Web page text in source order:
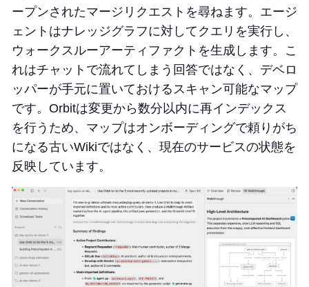
ープンされたマージリクエストを尋ねます。エージ
ェントはナレッジグラフに対してクエリを実行し、
ウォークスルーアーティファクトを生成します。こ
れはチャットで流れてしまう回答ではなく、デベロ
ッパーが手元に置いておけるスキャン可能なマップ
です。Orbitは変更から数分以内に再インデックス
を行うため、マップはオンボーディングで頼りがち
になる古いWikiではなく、現在のサービスの状態を
反映しています。